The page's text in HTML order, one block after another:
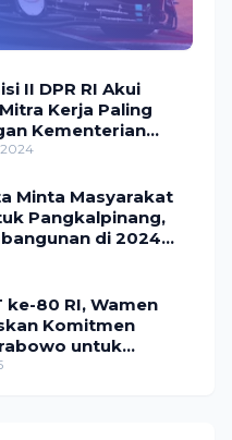
II DPR RI Akui
Kerja Paling
Kementerian
Minta Masyarakat
Pangkalpinang,
di 2024
ke-80 RI, Wamen
Komitmen
untuk
Rakyat